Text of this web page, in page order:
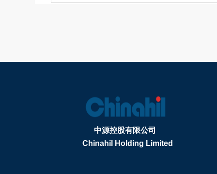
中源控股有限公司
Chinahil Holding Limited